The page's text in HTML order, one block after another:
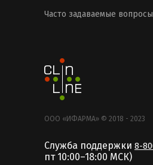
Часто задаваемые вопросы
ООО «ИФАРМА» © 2018 - 2023
Служба поддержки 8-
пт 10:00–18:00 MCК)